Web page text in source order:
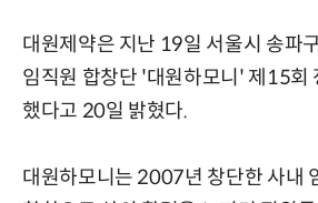
대원제약은 지난 19일 서울시 송파
임직원 합창단 '대원하모니' 제15회
했다고 20일 밝혔다.
대원하모니는 2007년 창단한 사내